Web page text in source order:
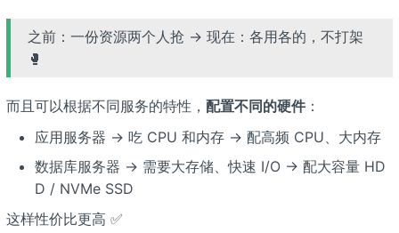
之前：一份资源两个人抢 → 现在：各用各的，不打架
🥊
而且可以根据不同服务的特性， 配置不同的硬件：
应用服务器 → 吃 CPU 和内存 → 配高频 CPU、大内存
数据库服务器 → 需要大存储、快速 I/O → 配大容量 HD
D / NVMe SSD
这样性价比更高 ✅